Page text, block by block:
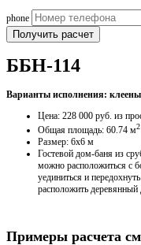
phone
Получить расчет
ББН-114
Варианты исполнения:
Цена: 228 000 руб. из
Общая площадь: 60.74 м2
Размер: 6х6 м
Гостевой дом-баня из
можно расположиться с
уединиться и
расположить
Примеры расчета